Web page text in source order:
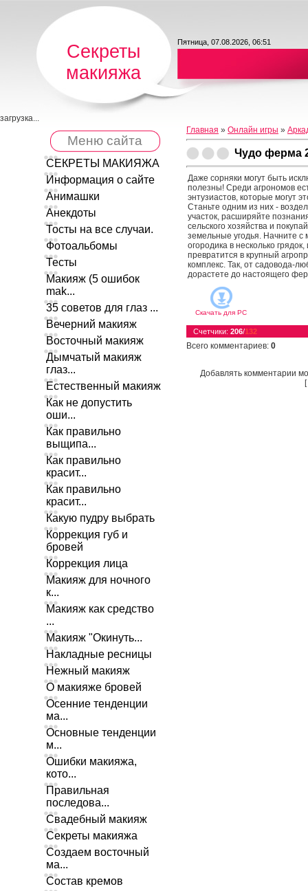
Секреты
макияжа
Пятница, 07.08.2026, 06:51
загрузка...
Меню сайта
СЕКРЕТЫ МАКИЯЖА
Информация о сайте
Анимашки
Анекдоты
Тосты на все случаи.
Фотоальбомы
Тесты
Макияж (5 ошибок
mak...
35 советов для глаз ...
Вечерний макияж
Восточный макияж
Дымчатый макияж
глаз...
Естественный макияж
Как не допустить
оши...
Как правильно
выщипа...
Как правильно
красит...
Как правильно
красит...
Какую пудру выбрать
Коррекция губ и
бровей
Коррекция лица
Макияж для ночного
к...
Макияж как средство
...
Макияж "Окинуть...
Накладные ресницы
Нежный макияж
О макияже бровей
Осенние тенденции
ма...
Основные тенденции
м...
Ошибки макияжа,
кото...
Правильная
последова...
Свадебный макияж
Секреты макияжа
Создаем восточный
ма...
Состав кремов
Главная » Онлайн игры »
Чудо ферма
Даже сорняки могут быть
полезны! Среди агрономов
энтузиастов, которые могут
Станьте одним из них -
участок, расширяйте
сельского хозяйства и
земельные угодья. Начните с
огородика в несколько
превратится в крупный
комплекс. Так, от садовода-
дорастете до настоящего
Скачать для PC
Счетчики: 206/132
Всего комментариев: 0
Добавлять комментарии
[